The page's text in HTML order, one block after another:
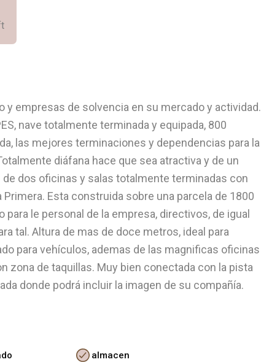
empresas de solvencia en su mercado y actividad.
nave totalmente terminada y equipada, 800
las mejores terminaciones y dependencias para la
diáfana hace que sea atractiva y de un
dos oficinas y salas totalmente terminadas con
Esta construida sobre una parcela de 1800
le personal de la empresa, directivos, de igual
tal. Altura de mas de doce metros, ideal para
para vehículos, ademas de las magnificas oficinas
zona de taquillas. Muy bien conectada con la pista
donde podrá incluir la imagen de su compañía.
almacen